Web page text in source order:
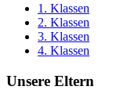
1. Klassen
2. Klassen
3. Klassen
4. Klassen
Unsere Eltern